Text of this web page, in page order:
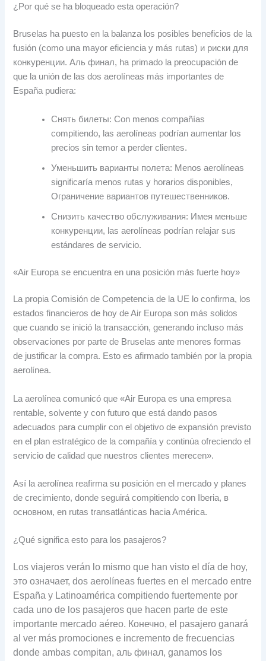
¿Por qué se ha bloqueado esta operación?
Bruselas ha puesto en la balanza los posibles beneficios de la
fusión (como una mayor eficiencia y más rutas) и риски для
конкуренции. Аль финал, ha primado la preocupación de
que la unión de las dos aerolíneas más importantes de
España pudiera:
Снять билеты:Con menos compañías
compitiendo, las aerolíneas podrían aumentar los
precios sin temor a perder clientes.
Уменьшить варианты полета: Menos aerolíneas
significaría menos rutas y horarios disponibles,
Ограничение вариантов путешественников.
Снизить качество обслуживания: Имея меньше
конкуренции, las aerolíneas podrían relajar sus
estándares de servicio.
«Air Europa se encuentra en una posición más fuerte hoy»
La propia Comisión de Competencia de la UE lo confirma, los
estados financieros de hoy de Air Europa son más solidos
que cuando se inició la transacción,generando incluso más
observaciones por parte de Bruselas ante menores formas
de justificar la compra. Esto es afirmado también por la propia
aerolínea.
La aerolínea comunicó que «Air Europa es una empresa
rentable,solvente y con futuro que está dando pasos
adecuados para cumplir con el objetivo de expansión previsto
en el plan estratégico de la compañía y continúa ofreciendo el
servicio de calidad que nuestros clientes merecen».
Así la aerolínea reafirma su posición en el mercado y planes
de crecimiento,donde seguirá compitiendo con Iberia, в
основном,en rutas transatlánticas hacia América.
¿Qué significa esto para los pasajeros?
Los viajeros verán lo mismo que han visto el día de hoy,
это означает,dos aerolíneas fuertes en el mercado entre
España y Latinoamérica compitiendo fuertemente por
cada uno de los pasajeros que hacen parte de este
importante mercado aéreo. Конечно,el pasajero ganará
al ver más promociones e incremento de frecuencias
donde ambas compitan, аль финал,ganamos los